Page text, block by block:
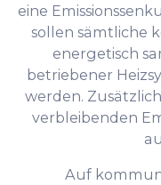
eine
sollen sämtliche
energetisch
betriebener
werden.
verbleibenden
Auf